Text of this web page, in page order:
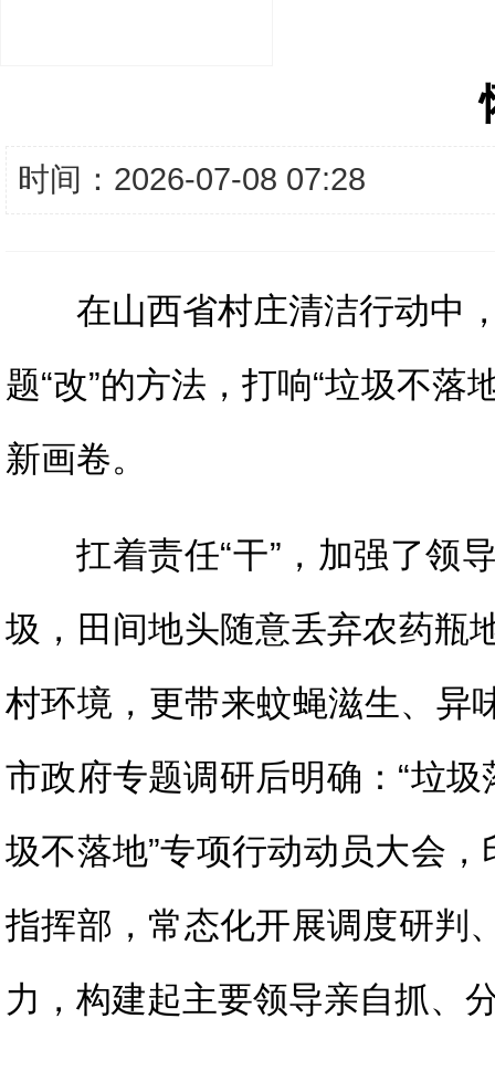
时间：2026-07-08 07:28
在山西省村庄清洁行动中
题“改”的方法，打响“垃圾不
新画卷。
扛着责任“干”，加强了领
圾，田间地头随意丢弃农药瓶
村环境，更带来蚊蝇滋生、异
市政府专题调研后明确：“垃
圾不落地”专项行动动员大会
指挥部，常态化开展调度研判
力，构建起主要领导亲自抓、